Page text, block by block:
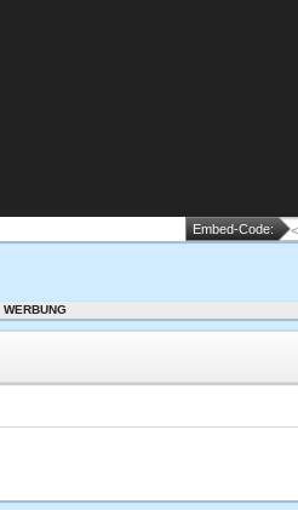
Embed-Code:
WERBUNG